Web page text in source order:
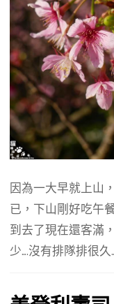
因為一大早就上山
已，下山剛好吃午
到去了現在還客滿
少….沒有排隊排很久